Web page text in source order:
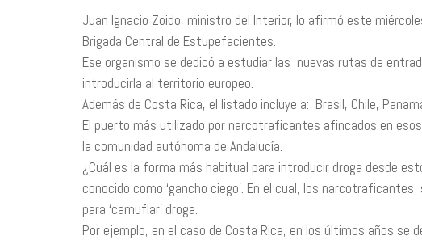
Juan Ignacio Zoido, ministro del Interior, lo afirmó este
Brigada Central de Estupefacientes.
Ese organismo se dedicó a estudiar las nuevas rutas de
introducirla al territorio europeo.
Además de Costa Rica, el listado incluye a: Brasil, Chile,
El puerto más utilizado por narcotraficantes afincados en
la comunidad autónoma de Andalucía.
¿Cuál es la forma más habitual para introducir droga desde
conocido como ‘gancho ciego’. En el cual, los
para ‘camuflar’ droga.
Por ejemplo, en el caso de Costa Rica, en los últimos años